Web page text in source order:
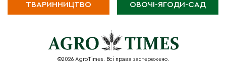
ТВАРИННИЦТВО ОВОЧІ-ЯГОДИ-САД
©2026 AgroTimes. Всі права застережено.